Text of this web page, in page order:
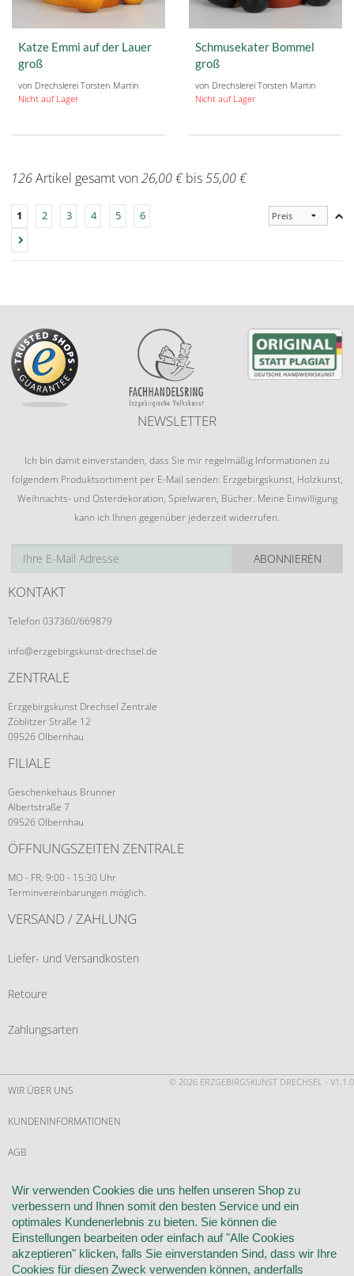
Katze Emmi auf der Lauer
groß
von Drechslerei Torsten Martin
Nicht auf Lager
Schmusekater Bommel
groß
von Drechslerei Torsten Martin
Nicht auf Lager
126Artikel gesamt von26,00 €bis55,00 €
1 2 3 4 5 6
NEWSLETTER
Ich bin damit einverstanden, dass Sie mir regelmäßig Informationen zu
folgendem Produktsortiment per E-Mail senden: Erzgebirgskunst, Holzkunst,
Weihnachts- und Osterdekoration, Spielwaren, Bücher. Meine Einwilligung
kann ich Ihnen gegenüber jederzeit widerrufen.
ABONNIEREN
KONTAKT
Telefon 037360/669879
info@erzgebirgskunst-drechsel.de
ZENTRALE
Erzgebirgskunst Drechsel Zentrale
Zöblitzer Straße 12
09526 Olbernhau
FILIALE
Geschenkehaus Brunner
Albertstraße 7
09526 Olbernhau
ÖFFNUNGSZEITEN ZENTRALE
MO - FR: 9:00 - 15:30 Uhr
Terminvereinbarungen möglich.
VERSAND / ZAHLUNG
Liefer- und Versandkosten
Retoure
Zahlungsarten
© 2026 ERZGEBIRGSKUNST DRECHSEL - V1.1.0
WIR ÜBER UNS
KUNDENINFORMATIONEN
AGB
WIDERRUF
VERTRAG WIDERRUFEN
KONTAKT
Wir verwenden Cookies die uns helfen unseren Shop zu
verbessern und Ihnen somit den besten Service und ein
optimales Kundenerlebnis zu bieten. Sie können die
Einstellungen bearbeiten oder einfach auf "Alle Cookies
akzeptieren" klicken, falls Sie einverstanden Sind, dass wir Ihre
Cookies für diesen Zweck verwenden können, anderfalls